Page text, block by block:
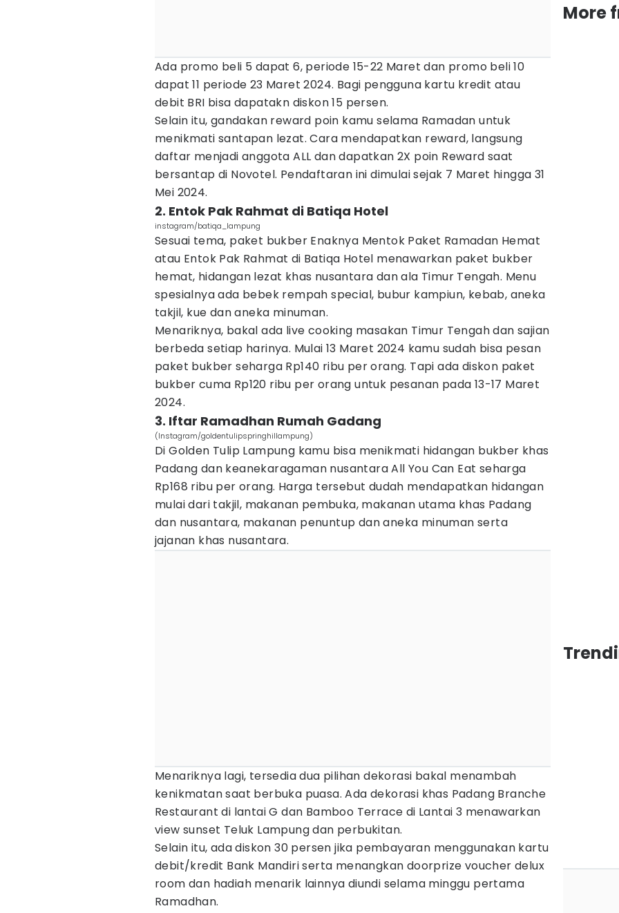
Ada promo beli 5 dapat 6, periode 15-22 Maret dan promo beli 10
dapat 11 periode 23 Maret 2024. Bagi pengguna kartu kredit atau
debit BRI bisa dapatakn diskon 15 persen.
Selain itu, gandakan reward poin kamu selama Ramadan untuk
menikmati santapan lezat. Cara mendapatkan reward, langsung
daftar menjadi anggota ALL dan dapatkan 2X poin Reward saat
bersantap di Novotel. Pendaftaran ini dimulai sejak 7 Maret hingga 31
Mei 2024.
2. Entok Pak Rahmat di Batiqa Hotel
instagram/batiqa_lampung
Sesuai tema, paket bukber Enaknya Mentok Paket Ramadan Hemat
atau Entok Pak Rahmat di Batiqa Hotel menawarkan paket bukber
hemat, hidangan lezat khas nusantara dan ala Timur Tengah. Menu
spesialnya ada bebek rempah special, bubur kampiun, kebab, aneka
takjil, kue dan aneka minuman.
Menariknya, bakal ada live cooking masakan Timur Tengah dan sajian
berbeda setiap harinya. Mulai 13 Maret 2024 kamu sudah bisa pesan
paket bukber seharga Rp140 ribu per orang. Tapi ada diskon paket
bukber cuma Rp120 ribu per orang untuk pesanan pada 13-17 Maret
2024.
3. Iftar Ramadhan Rumah Gadang
(Instagram/goldentulipspringhillampung)
Di Golden Tulip Lampung kamu bisa menikmati hidangan bukber khas
Padang dan keanekaragaman nusantara All You Can Eat seharga
Rp168 ribu per orang. Harga tersebut dudah mendapatkan hidangan
mulai dari takjil, makanan pembuka, makanan utama khas Padang
dan nusantara, makanan penuntup dan aneka minuman serta
jajanan khas nusantara.
Menariknya lagi, tersedia dua pilihan dekorasi bakal menambah
kenikmatan saat berbuka puasa. Ada dekorasi khas Padang Branche
Restaurant di lantai G dan Bamboo Terrace di Lantai 3 menawarkan
view sunset Teluk Lampung dan perbukitan.
Selain itu, ada diskon 30 persen jika pembayaran menggunakan kartu
debit/kredit Bank Mandiri serta menangkan doorprize voucher delux
room dan hadiah menarik lainnya diundi selama minggu pertama
Ramadhan.
More